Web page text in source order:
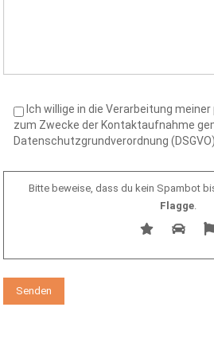
Ich willige in die Verarbeitung
zum Zwecke der Kontaktaufnahme
Datenschutzgrundverordnung
Bitte beweise, dass du kein Spambot
Flagge.